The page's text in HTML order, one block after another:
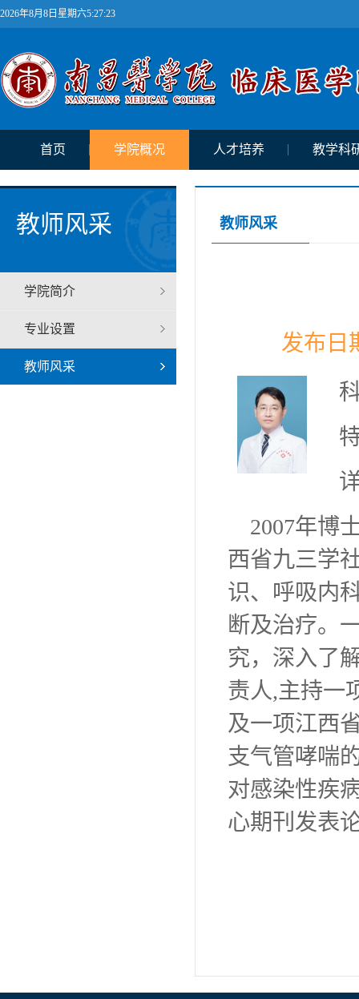
2026年8月8日星期六5:27:23
首页 学院概况 人才培养 教学科
教师风采
学院简介
专业设置
教师风采
教师风采
发布
2007年博
西省九三学
识、呼吸内
断及治疗。
究，深入了
责人,主持一
及一项江西
支气管哮喘
对感染性疾
心期刊发表